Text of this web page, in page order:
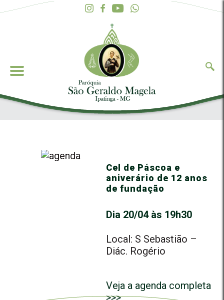
Cel de Páscoa e
aniverário de 12 anos
de fundação
Dia 20/04 às 19h30
Local: S Sebastião –
Diác. Rogério
Veja a agenda completa
>>>